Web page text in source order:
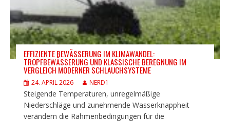
EFFIZIENTE BEWÄSSERUNG IM KLIMAWANDEL:
TROPFBEWÄSSERUNG UND KLASSISCHE BEREGNUNG IM
VERGLEICH MODERNER SCHLAUCHSYSTEME
24. APRIL 2026 NERD1
Steigende Temperaturen, unregelmäßige
Niederschläge und zunehmende Wasserknappheit
verändern die Rahmenbedingungen für die